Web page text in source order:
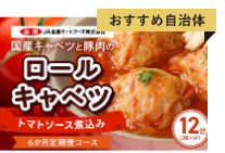
ンター
祝日を除く）
ております。